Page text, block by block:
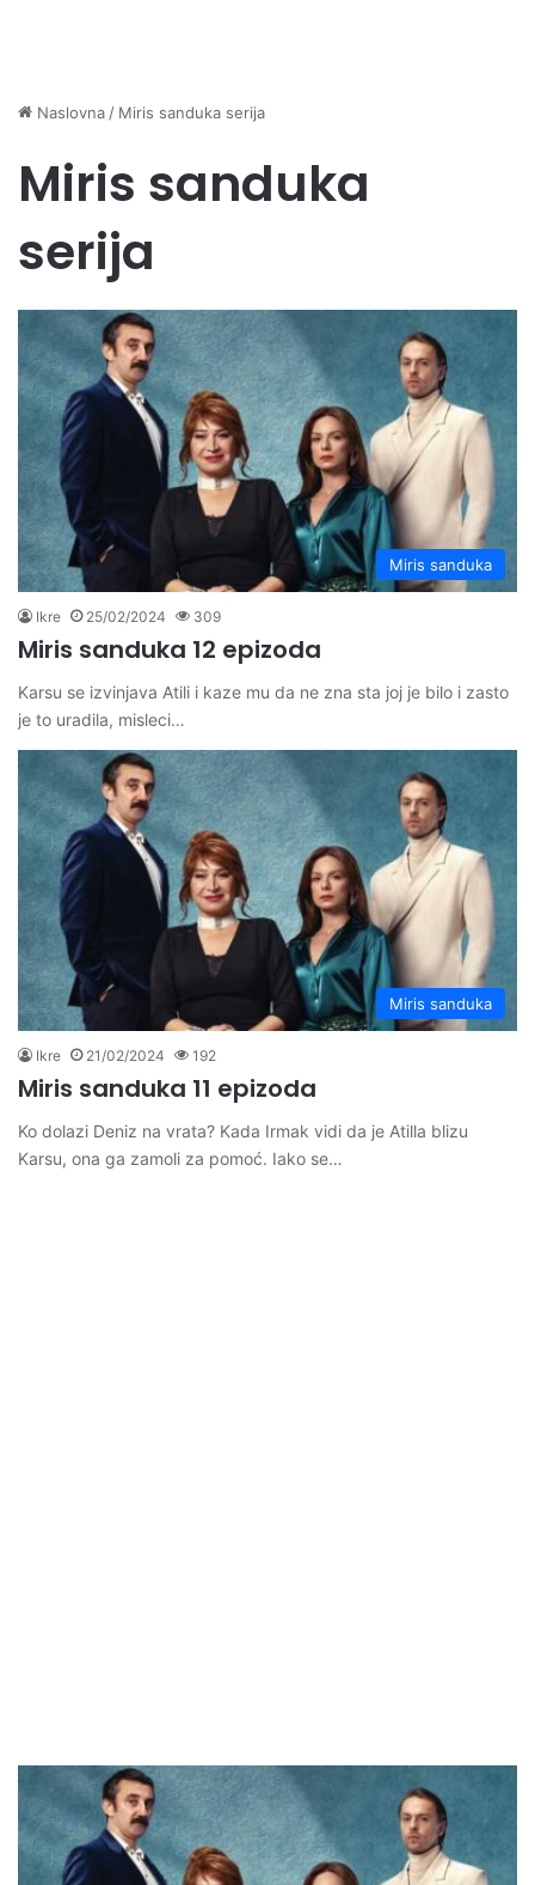
Naslovna / Miris sanduka serija
Miris sanduka
serija
Miris sanduka
Ikre 25/02/2024 309
Miris sanduka 12 epizoda
Karsu se izvinjava Atili i kaze mu da ne zna sta joj je bilo i zasto
je to uradila, misleci…
Miris sanduka
Ikre 21/02/2024 192
Miris sanduka 11 epizoda
Ko dolazi Deniz na vrata? Kada Irmak vidi da je Atilla blizu
Karsu, ona ga zamoli za pomoć. Iako se…